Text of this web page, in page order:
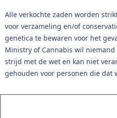
Alle verkochte zaden worden
voor verzameling en/of
genetica te bewaren voor het
Ministry of Cannabis wil
strijd met de wet en kan niet
gehouden voor personen die dat